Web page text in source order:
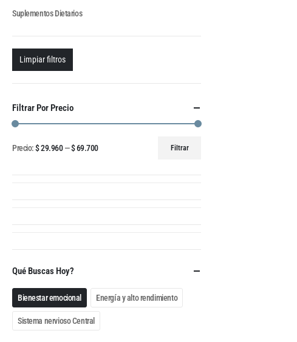
Suplementos Dietarios
Limpiar filtros
Filtrar Por Precio
Filtrar
Precio:$ 29.960—$ 69.700
Qué Buscas Hoy?
Bienestar emocional Energía y alto rendimiento
Sistema nervioso Central